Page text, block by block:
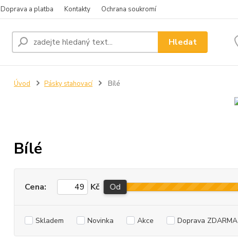
Doprava a platba Kontakty Ochrana soukromí
Hledat
Úvod Pásky stahovací Bílé
Bílé
Cena: Kč Od
Skladem Novinka Akce Doprava ZDARMA